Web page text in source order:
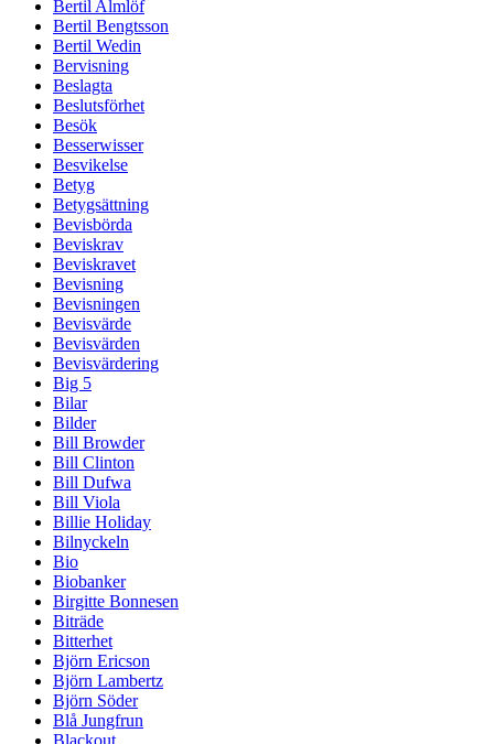
Bertil Almlöf
Bertil Bengtsson
Bertil Wedin
Bervisning
Beslagta
Beslutsförhet
Besök
Besserwisser
Besvikelse
Betyg
Betygsättning
Bevisbörda
Beviskrav
Beviskravet
Bevisning
Bevisningen
Bevisvärde
Bevisvärden
Bevisvärdering
Big 5
Bilar
Bilder
Bill Browder
Bill Clinton
Bill Dufwa
Bill Viola
Billie Holiday
Bilnyckeln
Bio
Biobanker
Birgitte Bonnesen
Biträde
Bitterhet
Björn Ericson
Björn Lambertz
Björn Söder
Blå Jungfrun
Blackout